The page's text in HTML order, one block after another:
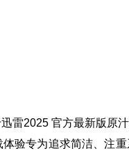
雷2025 官方最新版原
体验专为追求简洁、注